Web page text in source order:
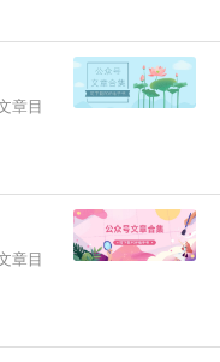
章目
章目